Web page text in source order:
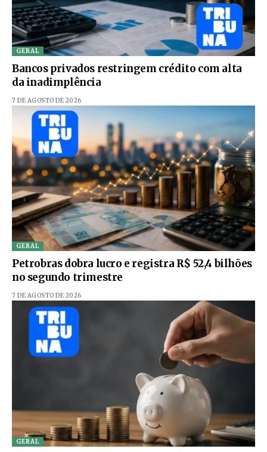
GERAL
Bancos privados restringem crédito com alta
da inadimplência
7 DE AGOSTO DE 2026
GERAL
Petrobras dobra lucro e registra R$ 52,4 bilhões
no segundo trimestre
7 DE AGOSTO DE 2026
GERAL